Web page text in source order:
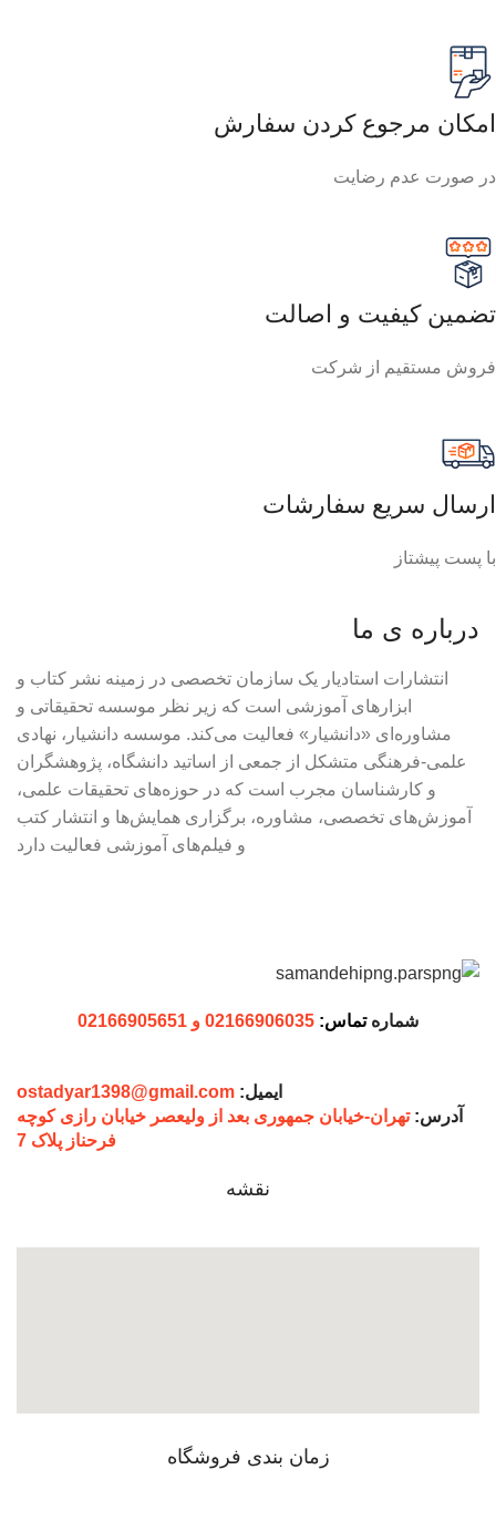
امکان مرجوع کردن سفارش
در صورت عدم رضایت
تضمین کیفیت و اصالت
فروش مستقیم از شرکت
ارسال سریع سفارشات
با پست پیشتاز
درباره ی ما
انتشارات استادیار یک سازمان تخصصی در زمینه نشر کتاب و
ابزارهای آموزشی است که زیر نظر موسسه تحقیقاتی و
مشاوره‌ای «دانشیار» فعالیت می‌کند. موسسه دانشیار، نهادی
علمی-فرهنگی متشکل از جمعی از اساتید دانشگاه، پژوهشگران
و کارشناسان مجرب است که در حوزه‌های تحقیقات علمی،
آموزش‌های تخصصی، مشاوره، برگزاری همایش‌ها و انتشار کتب
و فیلم‌های آموزشی فعالیت دارد
شمارهتماس: 02166906035 و 02166905651
ایمیل: ostadyar1398@gmail.com
آدرس:تهران-خیابان جمهوری بعد از ولیعصر خیابان رازی کوچه
فرحناز پلاک 7
نقشه
زمان بندی فروشگاه